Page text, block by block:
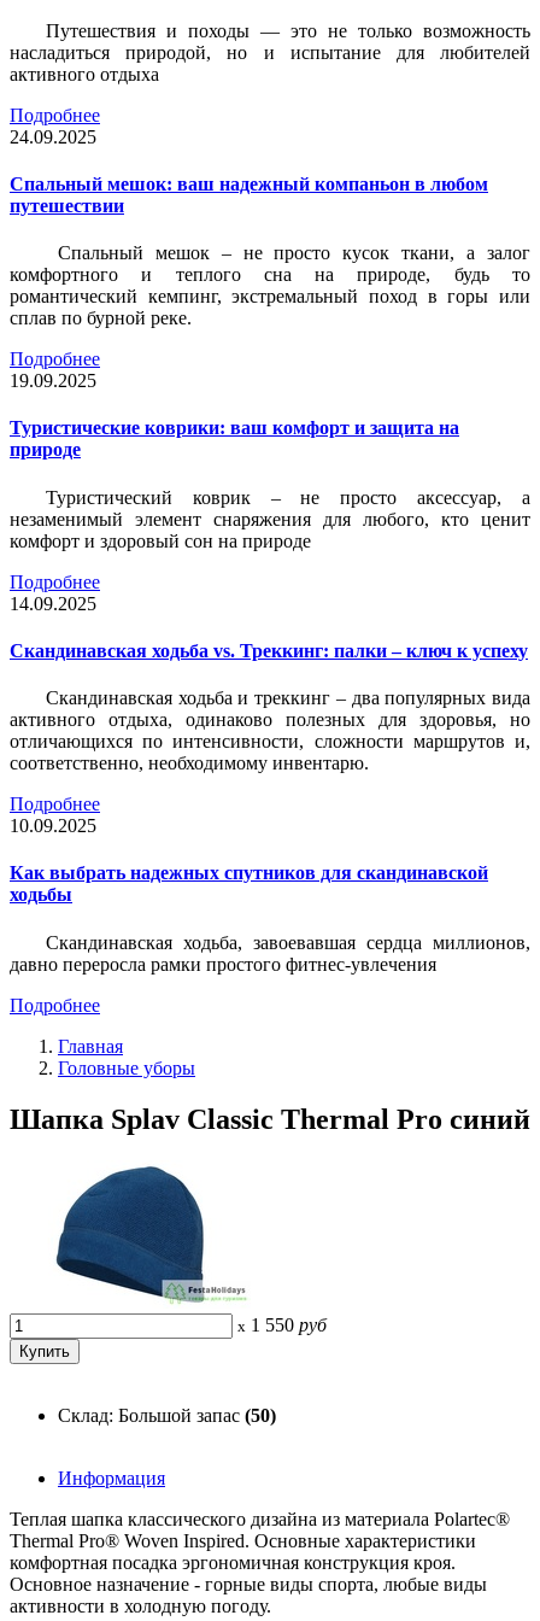
Путешествия и походы — это не только возможность
насладиться природой, но и испытание для любителей
активного отдыха
Подробнее
24.09.2025
Спальный мешок: ваш надежный компаньон в любом
путешествии
Спальный мешок – не просто кусок ткани, а залог
комфортного и теплого сна на природе, будь то
романтический кемпинг, экстремальный поход в горы или
сплав по бурной реке.
Подробнее
19.09.2025
Туристические коврики: ваш комфорт и защита на
природе
Туристический коврик – не просто аксессуар, а
незаменимый элемент снаряжения для любого, кто ценит
комфорт и здоровый сон на природе
Подробнее
14.09.2025
Скандинавская ходьба vs. Треккинг: палки – ключ к успеху
Скандинавская ходьба и треккинг – два популярных вида
активного отдыха, одинаково полезных для здоровья, но
отличающихся по интенсивности, сложности маршрутов и,
соответственно, необходимому инвентарю.
Подробнее
10.09.2025
Как выбрать надежных спутников для скандинавской
ходьбы
Скандинавская ходьба, завоевавшая сердца миллионов,
давно переросла рамки простого фитнес-увлечения
Подробнее
Главная
Головные уборы
Шапка Splav Classic Thermal Pro синий
x 1 550 руб
Склад: Большой запас (50)
Информация
Теплая шапка классического дизайна из материала Polartec®
Thermal Pro® Woven Inspired. Основные характеристики
комфортная посадка эргономичная конструкция кроя.
Основное назначение - горные виды спорта, любые виды
активности в холодную погоду.